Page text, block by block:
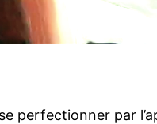
perfectionner par